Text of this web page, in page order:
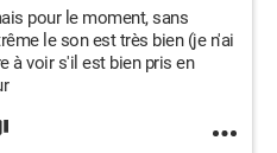
pour le moment, sans
le son est très bien (je n'ai
à voir s'il est bien pris en